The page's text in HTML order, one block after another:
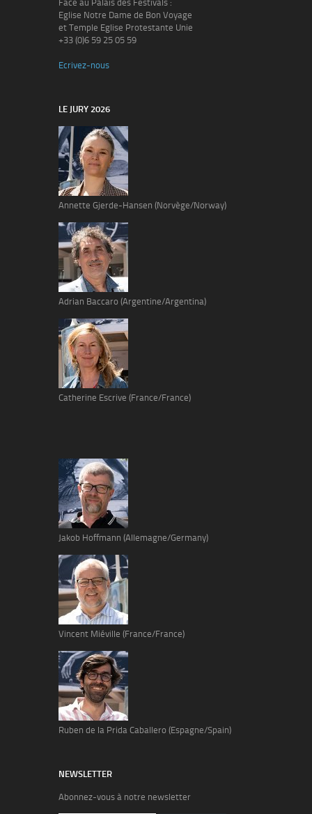
Face au Palais des Festivals :
Eglise Notre Dame de Bon Voyage
et Temple Eglise Protestante Unie
+33 (0)6 59 25 05 59
Ecrivez-nous
LE JURY 2026
Annette Gjerde-Hansen (Norvège/Norway)
Adrian Baccaro (Argentine/Argentina)
Catherine Escrive (France/France)
Jakob Hoffmann (Allemagne/Germany)
Vincent Miéville (France/France)
Ruben de la Prida Caballero (Espagne/Spain)
NEWSLETTER
Abonnez-vous à notre newsletter